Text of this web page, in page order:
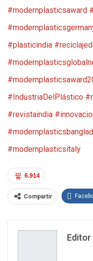
#modernplasticsaward
#plasticindia
#IndustriaDelPlástico
#revistaindia
#modernplasticsitaly
6.914
Compartir
Correo electrónico